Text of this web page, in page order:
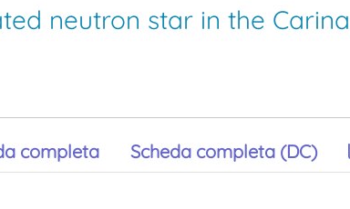
neutron star in the
completa Scheda completa (DC)